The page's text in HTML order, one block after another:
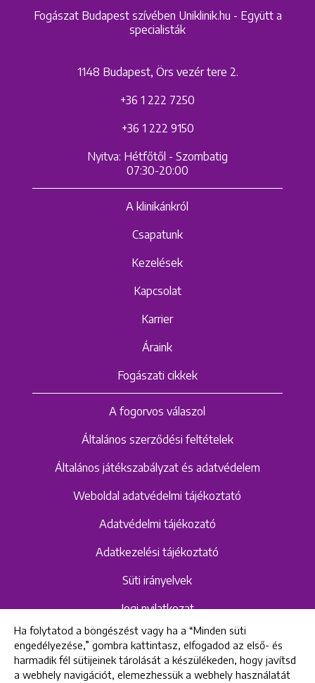
Fogászat Budapest szívében Uniklinik.hu - Együtt a
specialisták
1148 Budapest, Örs vezér tere 2.
+36 1 222 7250
+36 1 222 9150
Nyitva: Hétfőtől - Szombatig
07:30-20:00
A klinikánkról
Csapatunk
Kezelések
Kapcsolat
Karrier
Áraink
Fogászati cikkek
A fogorvos válaszol
Általános szerződési feltételek
Általános játékszabályzat és adatvédelem
Weboldal adatvédelmi tájékoztató
Adatvédelmi tájékozató
Adatkezelési tájékoztató
Süti irányelvek
Jogi nyilatkozat
Hangrögzítéshez kapcsolódó adatvédelmi
szabályzat és tájékoztató
Ha folytatod a böngészést vagy ha a “Minden süti
engedélyezése,” gombra kattintasz, elfogadod az első- és
harmadik fél sütijeinek tárolását a készülékeden, hogy javítsd
a webhely navigációt, elemezhessük a webhely használatát